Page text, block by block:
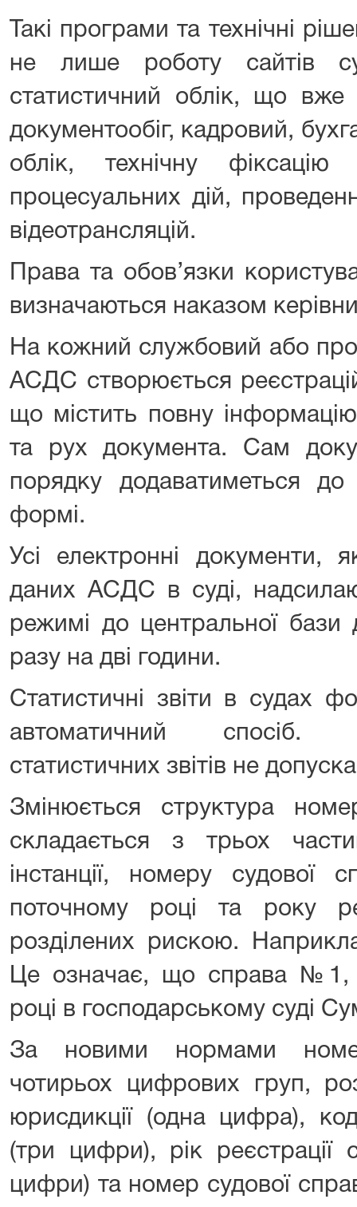
Такі програми та технічні
не лише роботу сайтів
статистичний облік, що вже
документообіг, кадровий,
облік, технічну фіксацію
процесуальних дій,
відеотрансляцій.
Права та обов’язки
визначаються наказом
На кожний службовий або
АСДС створюється
що містить повну
та рух документа. Сам
порядку додаватиметься
формі.
Усі електронні документи,
даних АСДС в суді,
режимі до центральної
разу на дві години.
Статистичні звіти в судах
автоматичний спосіб.
статистичних звітів не
Змінюється структура
складається з трьох
інстанції, номеру
поточному році та року
розділених рискою.
Це означає, що справа №1,
році в господарському суді
За новими нормами
чотирьох цифрових груп,
юрисдикції (одна цифра),
(три цифри), рік реєстрації
цифри) та номер судової